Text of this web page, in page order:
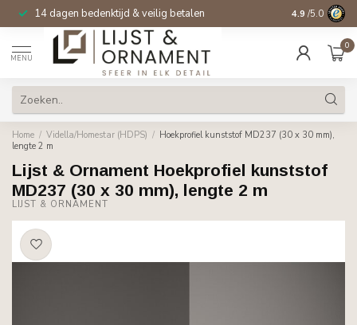
14 dagen bedenktijd & veilig betalen 4.9 /5.0
MENU
0
Home / Vidella/Homestar (HDPS) / Hoekprofiel kunststof MD237 (30 x 30 mm),
lengte 2 m
Lijst & Ornament Hoekprofiel kunststof
MD237 (30 x 30 mm), lengte 2 m
LIJST & ORNAMENT